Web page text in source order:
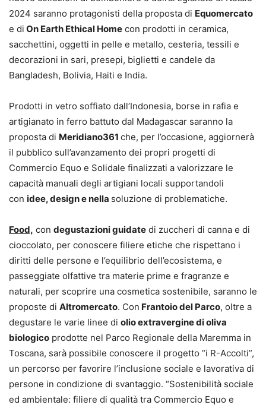
2024 saranno protagonisti della proposta di Equomercato
e di On Earth Ethical Home con prodotti in ceramica,
sacchettini, oggetti in pelle e metallo, cesteria, tessili e
decorazioni in sari, presepi, biglietti e candele da
Bangladesh, Bolivia, Haiti e India.
Prodotti in vetro soffiato dall’Indonesia, borse in rafia e
artigianato in ferro battuto dal Madagascar saranno la
proposta di Meridiano361 che, per l’occasione, aggiornerà
il pubblico sull’avanzamento dei propri progetti di
Commercio Equo e Solidale finalizzati a valorizzare le
capacità manuali degli artigiani locali supportandoli
con idee, design e nella soluzione di problematiche.
Food, con degustazioni guidate di zuccheri di canna e di
cioccolato, per conoscere filiere etiche che rispettano i
diritti delle persone e l’equilibrio dell’ecosistema, e
passeggiate olfattive tra materie prime e fragranze e
naturali, per scoprire una cosmetica sostenibile, saranno le
proposte di Altromercato. Con Frantoio del Parco, oltre a
degustare le varie linee di olio extravergine di oliva
biologico prodotte nel Parco Regionale della Maremma in
Toscana, sarà possibile conoscere il progetto “i R-Accolti”,
un percorso per favorire l’inclusione sociale e lavorativa di
persone in condizione di svantaggio. “Sostenibilità sociale
ed ambientale: filiere di qualità tra Commercio Equo e